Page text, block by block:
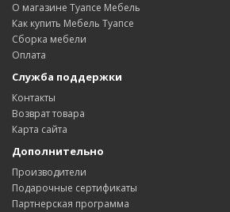
О магазине Туапсе Мебель
Как купить Мебель Туапсе
Сборка мебели
Оплата
Служба поддержки
Контакты
Возврат товара
Карта сайта
Дополнительно
Производители
Подарочные сертификаты
Партнерская программа